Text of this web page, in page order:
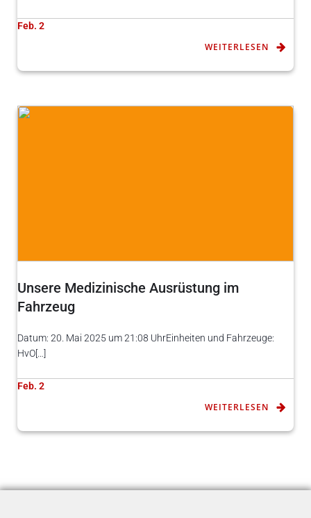
Feb. 2
WEITERLESEN
Unsere Medizinische Ausrüstung im
Fahrzeug
Datum: 20. Mai 2025 um 21:08 UhrEinheiten und Fahrzeuge:
HvO[…]
Feb. 2
WEITERLESEN